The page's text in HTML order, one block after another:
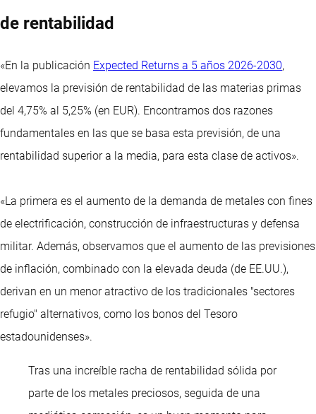
de rentabilidad
«En la publicación Expected Returns a 5 años 2026-2030,
elevamos la previsión de rentabilidad de las materias primas
del 4,75% al 5,25% (en EUR). Encontramos dos razones
fundamentales en las que se basa esta previsión, de una
rentabilidad superior a la media, para esta clase de activos».
«La primera es el aumento de la demanda de metales con fines
de electrificación, construcción de infraestructuras y defensa
militar. Además, observamos que el aumento de las previsiones
de inflación, combinado con la elevada deuda (de EE.UU.),
derivan en un menor atractivo de los tradicionales "sectores
refugio" alternativos, como los bonos del Tesoro
estadounidenses».
Tras una increíble racha de rentabilidad sólida por
parte de los metales preciosos, seguida de una